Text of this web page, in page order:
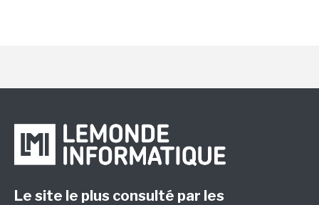
Le site le plus consulté par les